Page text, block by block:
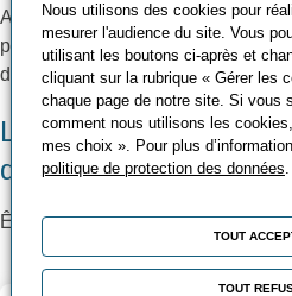
Artificielle Générative (IAG) et les
pertinents pour des applications
dans les tâches quotidiennes.
Les méthodes
d’encadrement
Être munis d’un PC portable
Nous utilisons des cookies pour
mesurer l'audience du site. Vous
utilisant les boutons ci-après et
cliquant sur la rubrique « Gérer les
chaque page de notre site. Si vous
comment nous utilisons les
mes choix ». Pour plus
politique de protection des données.
TOUT
TOUT